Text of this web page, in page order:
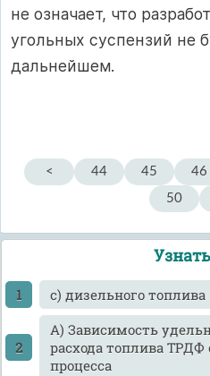
не означает, что
угольных суспензий не
дальнейшем.
< 44 45 46
50
c) дизельного топлива
А) Зависимость
расхода топлива ТРДФ
процесса